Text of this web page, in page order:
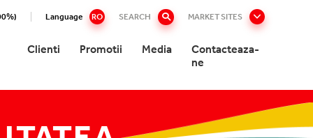
Language RO SEARCH MARKET SITES
Clienti Promotii Media
Contacteaza-
ne